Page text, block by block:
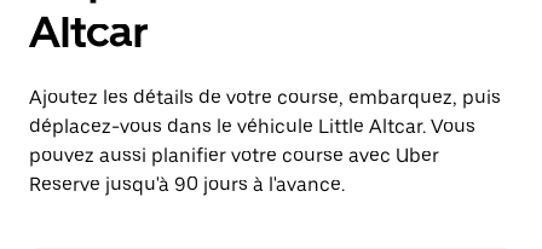
Altcar
Ajoutez les détails de votre course, embarquez, puis
déplacez-vous dans le véhicule Little Altcar. Vous
pouvez aussi planifier votre course avec Uber
Reserve jusqu'à 90 jours à l'avance.